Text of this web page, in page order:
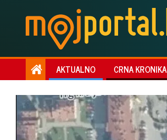
AKTUALNO CRNA KRONIKA